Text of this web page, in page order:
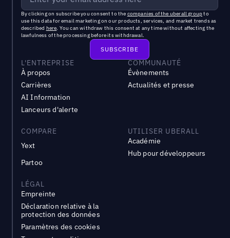
By clicking on subscribe you consent to the companies of the uberall groupto
use this data for email marketing on our products, services, and market trends as
described here. You can withdraw this consent at any time without affecting the
lawfulness of the processing before its withdrawal.
L'ENTREPRISE
À propos
Carrières
AI Information
Lanceurs d'alerte
COMMUNAUTÉ
Évènements
Actualités et presse
COMPARE
Yext
Partoo
UTILISER UBERALL
Académie
Hub pour développeurs
LÉGAL
Empreinte
Déclaration relative à la
protection des données
Paramètres des cookies